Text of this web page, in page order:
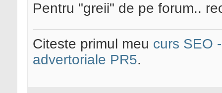
Pentru "greii" de pe forum..
Citeste primul meu curs SEO
advertoriale PR5.